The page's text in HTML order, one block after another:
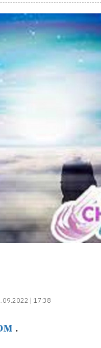
| 17:38
.